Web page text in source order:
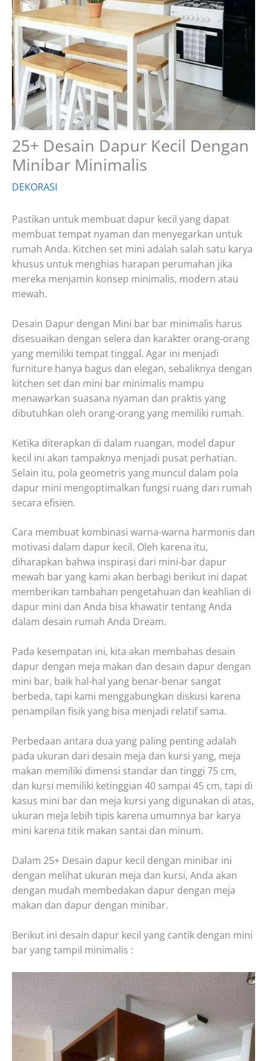
25+ Desain Dapur Kecil Dengan
Minibar Minimalis
DEKORASI
Pastikan untuk membuat dapur kecil yang dapat
membuat tempat nyaman dan menyegarkan untuk
rumah Anda. Kitchen set mini adalah salah satu karya
khusus untuk menghias harapan perumahan jika
mereka menjamin konsep minimalis, modern atau
mewah.
Desain Dapur dengan Mini bar bar minimalis harus
disesuaikan dengan selera dan karakter orang-orang
yang memiliki tempat tinggal. Agar ini menjadi
furniture hanya bagus dan elegan, sebaliknya dengan
kitchen set dan mini bar minimalis mampu
menawarkan suasana nyaman dan praktis yang
dibutuhkan oleh orang-orang yang memiliki rumah.
Ketika diterapkan di dalam ruangan, model dapur
kecil ini akan tampaknya menjadi pusat perhatian.
Selain itu, pola geometris yang muncul dalam pola
dapur mini mengoptimalkan fungsi ruang dari rumah
secara efisien.
Cara membuat kombinasi warna-warna harmonis dan
motivasi dalam dapur kecil. Oleh karena itu,
diharapkan bahwa inspirasi dari mini-bar dapur
mewah bar yang kami akan berbagi berikut ini dapat
memberikan tambahan pengetahuan dan keahlian di
dapur mini dan Anda bisa khawatir tentang Anda
dalam desain rumah Anda Dream.
Pada kesempatan ini, kita akan membahas desain
dapur dengan meja makan dan desain dapur dengan
mini bar, baik hal-hal yang benar-benar sangat
berbeda, tapi kami menggabungkan diskusi karena
penampilan fisik yang bisa menjadi relatif sama.
Perbedaan antara dua yang paling penting adalah
pada ukuran dari desain meja dan kursi yang, meja
makan memiliki dimensi standar dan tinggi 75 cm,
dan kursi memiliki ketinggian 40 sampai 45 cm, tapi di
kasus mini bar dan meja kursi yang digunakan di atas,
ukuran meja lebih tipis karena umumnya bar karya
mini karena titik makan santai dan minum.
Dalam 25+ Desain dapur kecil dengan minibar ini
dengan melihat ukuran meja dan kursi, Anda akan
dengan mudah membedakan dapur dengan meja
makan dan dapur dengan minibar.
Berikut ini desain dapur kecil yang cantik dengan mini
bar yang tampil minimalis :